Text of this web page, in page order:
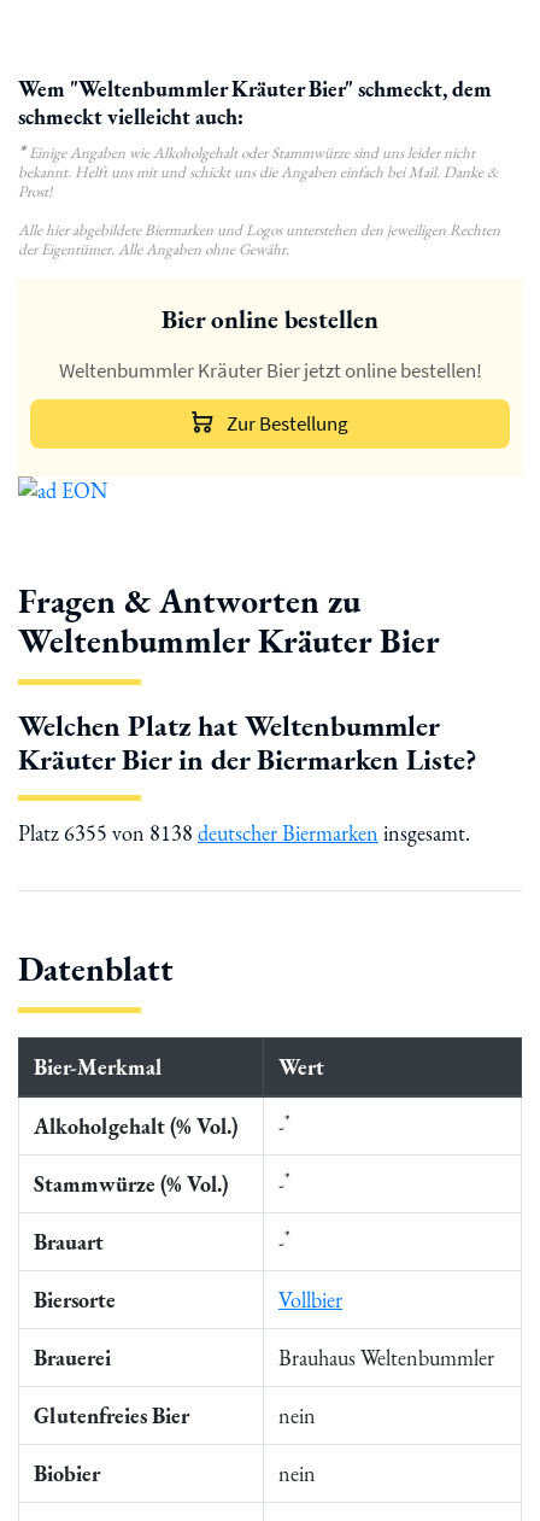
Wem "Weltenbummler Kräuter Bier" schmeckt, dem
schmeckt vielleicht auch:
*Einige Angaben wie Alkoholgehalt oder Stammwürze sind uns leider nicht
bekannt. Helft uns mit und schickt uns die Angaben einfach bei Mail. Danke &
Prost!
Alle hier abgebildete Biermarken und Logos unterstehen den jeweiligen Rechten
der Eigentümer. Alle Angaben ohne Gewähr.
Bier online bestellen
Weltenbummler Kräuter Bier jetzt online bestellen!
Zur Bestellung
Fragen & Antworten zu
Weltenbummler Kräuter Bier
Welchen Platz hat Weltenbummler
Kräuter Bier in der Biermarken Liste?
Platz 6355 von 8138 deutscher Biermarken insgesamt.
Datenblatt
Bier-Merkmal Wert
Alkoholgehalt (% Vol.) -*
Stammwürze (% Vol.) -*
Brauart -*
Biersorte Vollbier
Brauerei Brauhaus Weltenbummler
Glutenfreies Bier nein
Biobier nein